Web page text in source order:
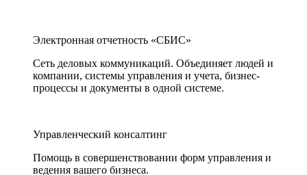
Электронная отчетность «СБИС»
Сеть деловых коммуникаций. Объединяет людей и
компании, системы управления и учета, бизнес-
процессы и документы в одной системе.
Управленческий консалтинг
Помощь в совершенствовании форм управления и
ведения вашего бизнеса.